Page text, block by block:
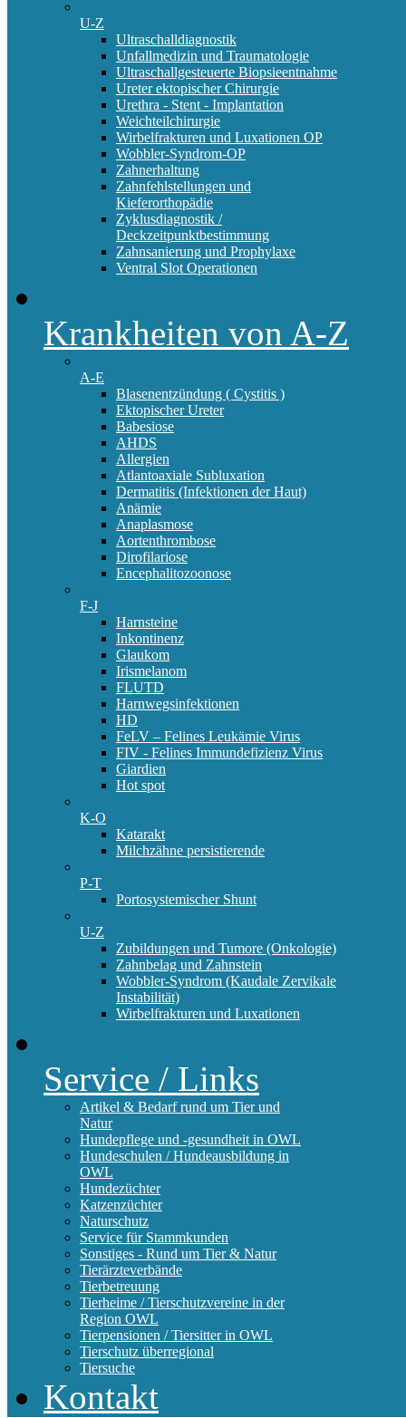
U-Z
Ultraschalldiagnostik
Unfallmedizin und Traumatologie
Ultraschallgesteuerte Biopsieentnahme
Ureter ektopischer Chirurgie
Urethra - Stent - Implantation
Weichteilchirurgie
Wirbelfrakturen und Luxationen OP
Wobbler-Syndrom-OP
Zahnerhaltung
Zahnfehlstellungen und
Kieferorthopädie
Zyklusdiagnostik /
Deckzeitpunktbestimmung
Zahnsanierung und Prophylaxe
Ventral Slot Operationen
Krankheiten von A-Z
A-E
Blasenentzündung ( Cystitis )
Ektopischer Ureter
Babesiose
AHDS
Allergien
Atlantoaxiale Subluxation
Dermatitis (Infektionen der Haut)
Anämie
Anaplasmose
Aortenthrombose
Dirofilariose
Encephalitozoonose
F-J
Harnsteine
Inkontinenz
Glaukom
Irismelanom
FLUTD
Harnwegsinfektionen
HD
FeLV – Felines Leukämie Virus
FIV - Felines Immundefizienz Virus
Giardien
Hot spot
K-O
Katarakt
Milchzähne persistierende
P-T
Portosystemischer Shunt
U-Z
Zubildungen und Tumore (Onkologie)
Zahnbelag und Zahnstein
Wobbler-Syndrom (Kaudale Zervikale
Instabilität)
Wirbelfrakturen und Luxationen
Service / Links
Artikel & Bedarf rund um Tier und
Natur
Hundepflege und -gesundheit in OWL
Hundeschulen / Hundeausbildung in
OWL
Hundezüchter
Katzenzüchter
Naturschutz
Service für Stammkunden
Sonstiges - Rund um Tier & Natur
Tierärzteverbände
Tierbetreuung
Tierheime / Tierschutzvereine in der
Region OWL
Tierpensionen / Tiersitter in OWL
Tierschutz überregional
Tiersuche
Kontakt